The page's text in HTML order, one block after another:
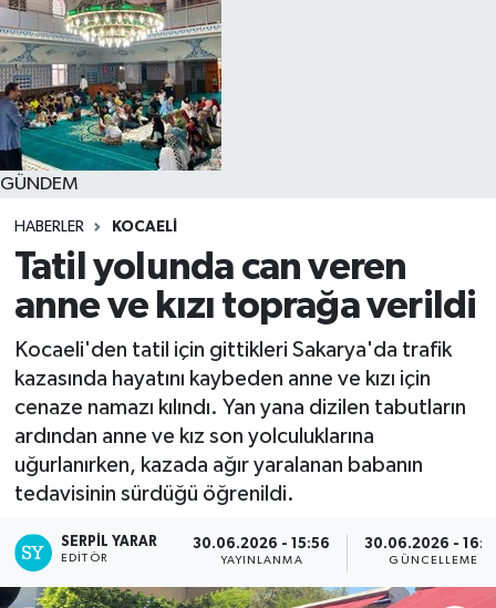
GÜNDEM
HABERLER KOCAELI
Tatil yolunda can veren
anne ve kızı toprağa verildi
Kocaeli'den tatil için gittikleri Sakarya'da trafik
kazasında hayatını kaybeden anne ve kızı için
cenaze namazı kılındı. Yan yana dizilen tabutların
ardından anne ve kız son yolculuklarına
uğurlanırken, kazada ağır yaralanan babanın
tedavisinin sürdüğü öğrenildi.
SERPİL YARAR
EDITÖR
30.06.2026 - 15:56
YAYINLANMA
30.06.2026 -
GÜNCELLEME